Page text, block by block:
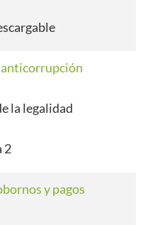
la legalidad
2
y pagos